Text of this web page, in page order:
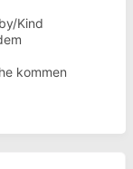
Kind
kommen